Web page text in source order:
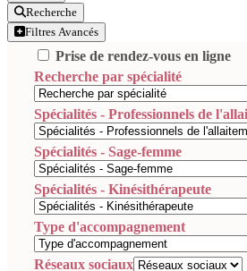
Recherche
Filtres Avancés
Prise de rendez-vous en ligne
Recherche par spécialité
Spécialités - Professionnels de
Spécialités - Sage-femme
Spécialités - Kinésithérapeute
Type d'accompagnement
Réseaux sociaux